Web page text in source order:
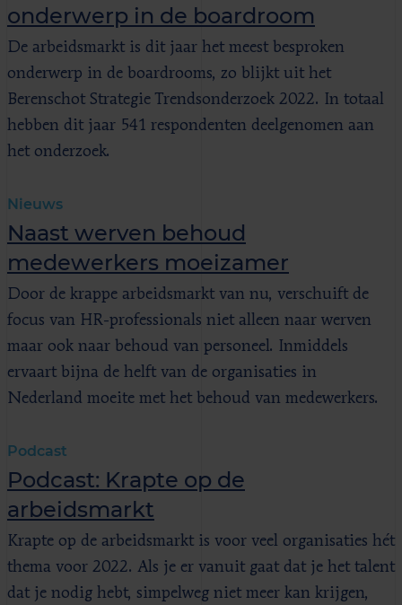
onderwerp in de boardroom
De arbeidsmarkt is dit jaar het meest besproken
onderwerp in de boardrooms, zo blijkt uit het
Berenschot Strategie Trendsonderzoek 2022. In totaal
hebben dit jaar 541 respondenten deelgenomen aan
het onderzoek.
Nieuws
Naast werven behoud
medewerkers moeizamer
Door de krappe arbeidsmarkt van nu, verschuift de
focus van HR-professionals niet alleen naar werven
maar ook naar behoud van personeel. Inmiddels
ervaart bijna de helft van de organisaties in
Nederland moeite met het behoud van medewerkers.
Podcast
Podcast: Krapte op de
arbeidsmarkt
Krapte op de arbeidsmarkt is voor veel organisaties hét
thema voor 2022. Als je er vanuit gaat dat je het talent
dat je nodig hebt, simpelweg niet meer kan krijgen,